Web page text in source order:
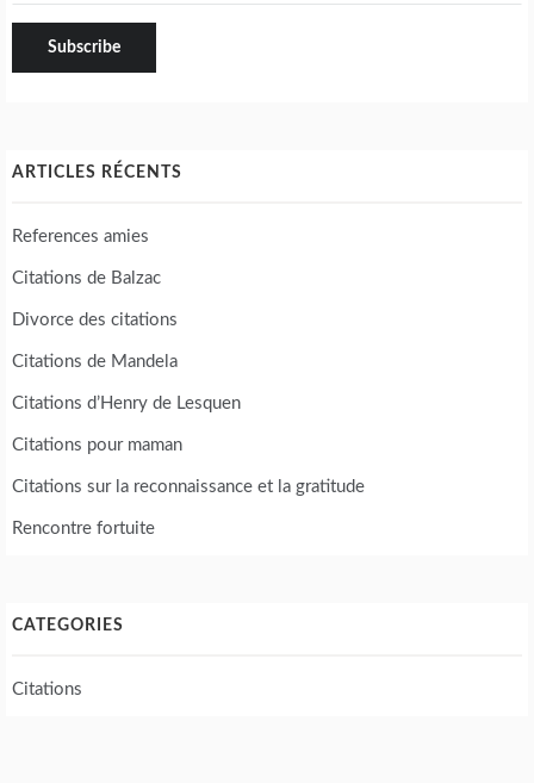
ARTICLES RÉCENTS
References amies
Citations de Balzac
Divorce des citations
Citations de Mandela
Citations d’Henry de Lesquen
Citations pour maman
Citations sur la reconnaissance et la gratitude
Rencontre fortuite
CATEGORIES
Citations